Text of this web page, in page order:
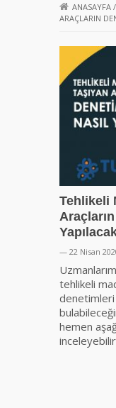
ANASAYFA /
ARAÇLARIN
Tehlikeli
— 22 Nisan
tehlikeli
denetimleri
hemen